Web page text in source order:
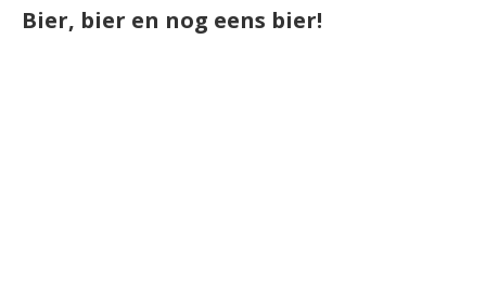
Bier, bier en nog eens bier!